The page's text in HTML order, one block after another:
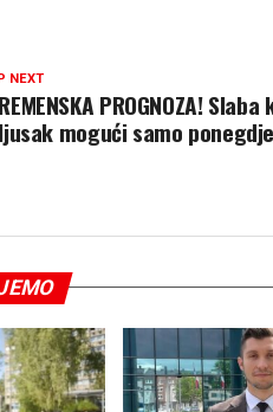
NEXT
PROGNOZA!
mogući samo ponegdje